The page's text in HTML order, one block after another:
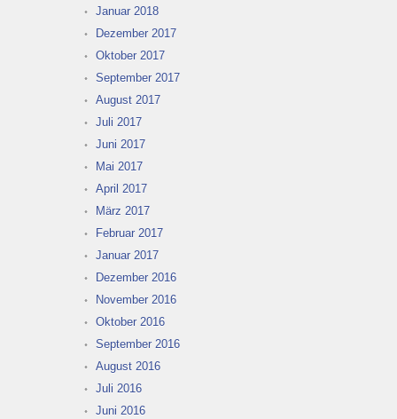
Januar 2018
Dezember 2017
Oktober 2017
September 2017
August 2017
Juli 2017
Juni 2017
Mai 2017
April 2017
März 2017
Februar 2017
Januar 2017
Dezember 2016
November 2016
Oktober 2016
September 2016
August 2016
Juli 2016
Juni 2016